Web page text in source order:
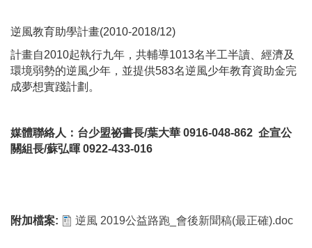
逆風教育助學計畫(2010-2018/12)
計畫自2010起執行九年，共輔導1013名半工半讀、經濟及
環境弱勢的逆風少年，並提供583名逆風少年教育資助金完
成夢想實踐計劃。
媒體聯絡人：台少盟祕書長/葉大華 0916-048-862 企宣公
關組長/蘇弘暉 0922-433-016
附加檔案: 逆風 2019公益路跑_會後新聞稿(最正確).doc